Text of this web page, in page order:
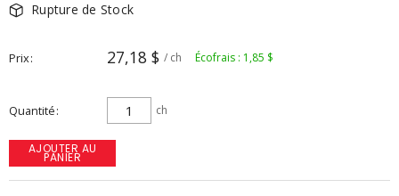
Rupture de Stock
Prix 27,18 $ / ch Écofrais : 1,85 $
Quantité ch
AJOUTER AU
PANIER